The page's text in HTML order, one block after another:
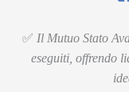
✅ Il Mutuo Stato
eseguiti, offrendo